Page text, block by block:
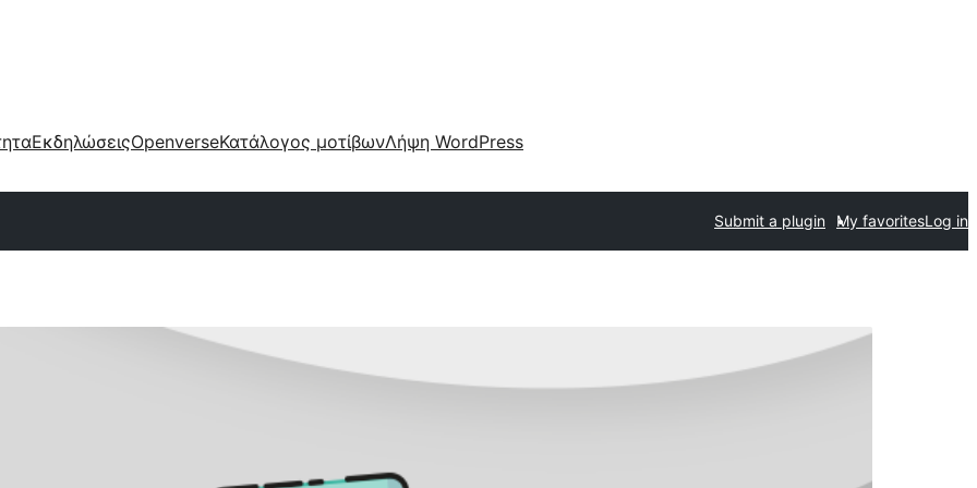
ΕκδηλώσειςOpenverseΚατάλογος μοτίβωνΛήψη WordPress
Submit a plugin My favoritesLog in